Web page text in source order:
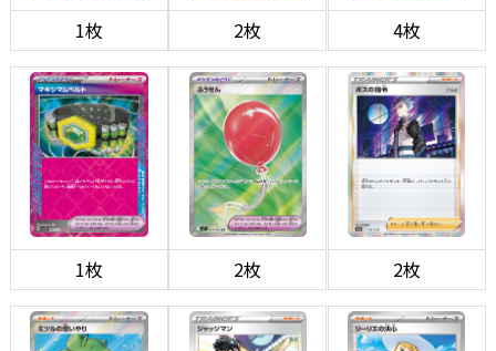
1枚 2枚 4枚
1枚 2枚 2枚